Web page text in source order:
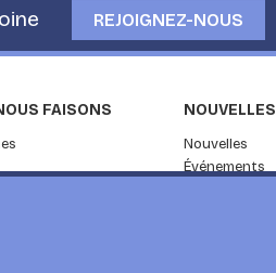
REJOIGNEZ-NOUS
FAISONS NOUVELLES
Nouvelles
Événements